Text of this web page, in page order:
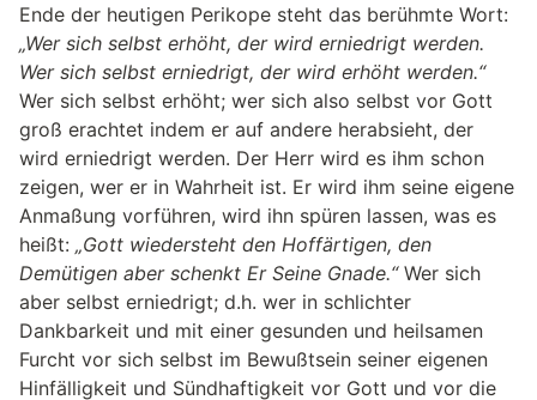
Ende der heutigen Perikope steht das berühmte Wort:
„Wer sich selbst erhöht, der wird erniedrigt werden.
Wer sich selbst erniedrigt, der wird erhöht werden.“
Wer sich selbst erhöht; wer sich also selbst vor Gott
groß erachtet indem er auf andere herabsieht, der
wird erniedrigt werden. Der Herr wird es ihm schon
zeigen, wer er in Wahrheit ist. Er wird ihm seine eigene
Anmaßung vorführen, wird ihn spüren lassen, was es
heißt: „Gott wiedersteht den Hoffärtigen, den
Demütigen aber schenkt Er Seine Gnade.“Wer sich
aber selbst erniedrigt; d.h. wer in schlichter
Dankbarkeit und mit einer gesunden und heilsamen
Furcht vor sich selbst im Bewußtsein seiner eigenen
Hinfälligkeit und Sündhaftigkeit vor Gott und vor die